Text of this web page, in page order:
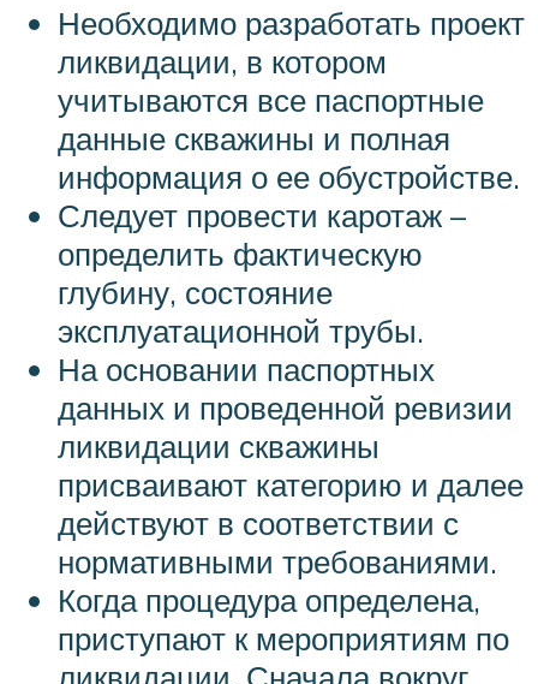
Необходимо разработать проект
ликвидации, в котором
учитываются все паспортные
данные скважины и полная
информация о ее обустройстве.
Следует провести каротаж –
определить фактическую
глубину, состояние
эксплуатационной трубы.
На основании паспортных
данных и проведенной ревизии
ликвидации скважины
присваивают категорию и далее
действуют в соответствии с
нормативными требованиями.
Когда процедура определена,
приступают к мероприятиям по